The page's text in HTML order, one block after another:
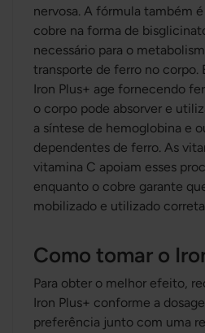
nervosa. A fórmula também
cobre na forma de
necessário para o
transporte de ferro no corpo.
Iron Plus+ age fornecendo
o corpo pode absorver e
a síntese de hemoglobina e
dependentes de ferro. As
vitamina C apoiam esses
enquanto o cobre garante
mobilizado e utilizado
Como tomar o
Para obter o melhor efeito,
Iron Plus+ conforme a
preferência junto com uma